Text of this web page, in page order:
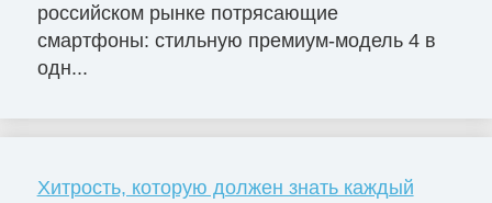
российском рынке потрясающие
смартфоны: стильную премиум-модель 4 в
одн...
Хитрость, которую должен знать каждый